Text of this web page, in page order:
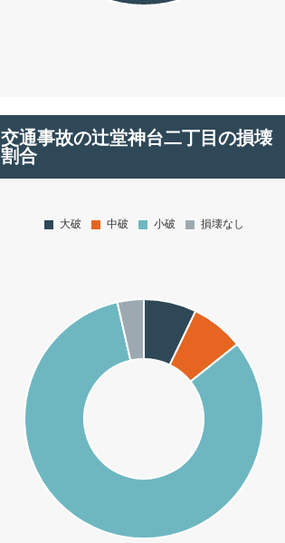
交通事故の辻堂神台二丁目の損壊
割合